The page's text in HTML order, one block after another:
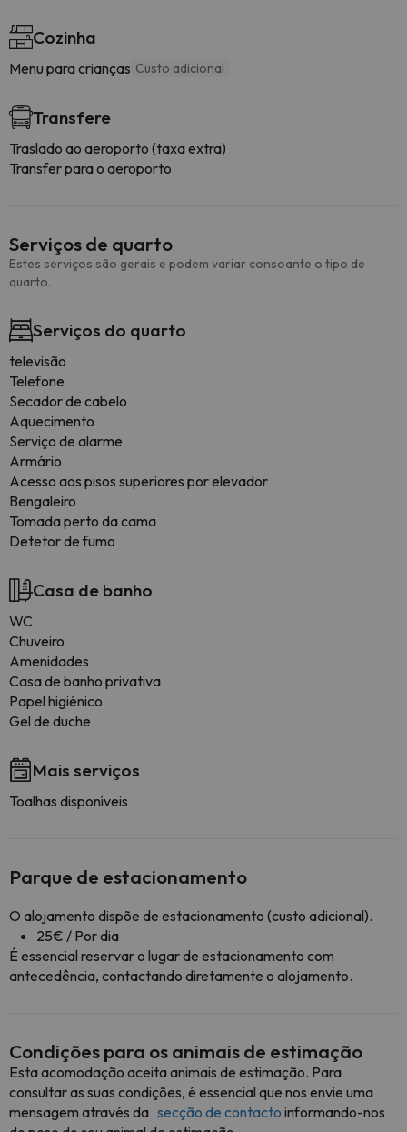
Cozinha
Menu para crianças Custo adicional
Transfere
Traslado ao aeroporto (taxa extra)
Transfer para o aeroporto
Serviços de quarto
Estes serviços são gerais e podem variar consoante o tipo de
quarto.
Serviços do quarto
televisão
Telefone
Secador de cabelo
Aquecimento
Serviço de alarme
Armário
Acesso aos pisos superiores por elevador
Bengaleiro
Tomada perto da cama
Detetor de fumo
Casa de banho
WC
Chuveiro
Amenidades
Casa de banho privativa
Papel higiénico
Gel de duche
Mais serviços
Toalhas disponíveis
Parque de estacionamento
O alojamento dispõe de estacionamento (custo adicional).
25€ / Por dia
É essencial reservar o lugar de estacionamento com
antecedência, contactando diretamente o alojamento.
Condições para os animais de estimação
Esta acomodação aceita animais de estimação. Para
consultar as suas condições, é essencial que nos envie uma
mensagem através da secção de contacto informando-nos